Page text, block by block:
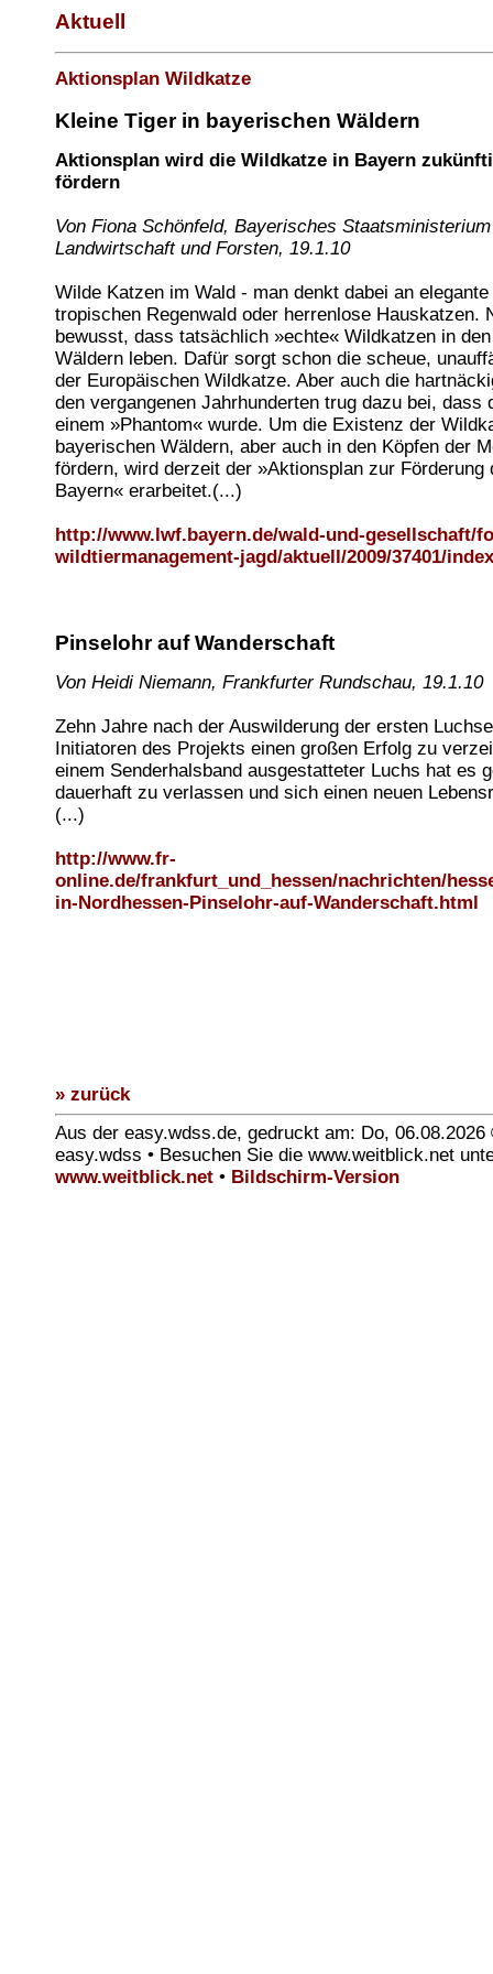
Aktuell
Aktionsplan Wildkatze
Kleine Tiger in bayerischen Wäldern
Aktionsplan wird die Wildkatze in Bayern
fördern
Von Fiona Schönfeld, Bayerisches
Landwirtschaft und Forsten, 19.1.10
Wilde Katzen im Wald - man denkt dabei an
tropischen Regenwald oder herrenlose Hauskatzen.
bewusst, dass tatsächlich »echte« Wildkatzen in
Wäldern leben. Dafür sorgt schon die scheue,
der Europäischen Wildkatze. Aber auch die
den vergangenen Jahrhunderten trug dazu bei, dass
einem »Phantom« wurde. Um die Existenz der
bayerischen Wäldern, aber auch in den Köpfen der
fördern, wird derzeit der »Aktionsplan zur Förderung
Bayern« erarbeitet.(...)
http://www.lwf.bayern.de/wald-und-gesellschaft/
wildtiermanagement-jagd/aktuell/2009/37401/
Pinselohr auf Wanderschaft
Von Heidi Niemann, Frankfurter Rundschau, 19.1.10
Zehn Jahre nach der Auswilderung der ersten
Initiatoren des Projekts einen großen Erfolg zu
einem Senderhalsband ausgestatteter Luchs hat es
dauerhaft zu verlassen und sich einen neuen
(...)
http://www.fr-
online.de/frankfurt_und_hessen/nachrichten/
in-Nordhessen-Pinselohr-auf-Wanderschaft.html
» zurück
Aus der easy.wdss.de, gedruckt am: Do, 06.08.2026
easy.wdss • Besuchen Sie die www.weitblick.net
www.weitblick.net • Bildschirm-Version